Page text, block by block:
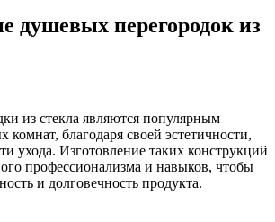
душевых перегородок из
из стекла являются популярным
благодаря своей эстетичности,
ухода. Изготовление таких конструкций
профессионализма и навыков, чтобы
и долговечность продукта.